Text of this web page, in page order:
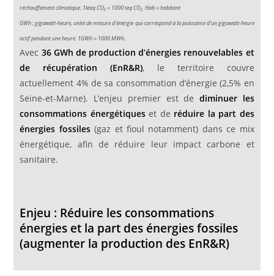
réchauffement climatique. 1kteq CO2 = 1000 teq CO2.Hab = habitant
GWh : gigawatt-heure, unité de mesure d’énergie qui correspond à la puissance d’un gigawatt-heure
actif pendant une heure. 1GWh = 1000 MWh.
Avec 36 GWh de production d’énergies renouvelables et
de récupération (EnR&R), le territoire couvre
actuellement 4% de sa consommation d’énergie (2,5% en
Seine-et-Marne). L’enjeu premier est de diminuer les
consommations énergétiqueset de réduire la part des
énergies fossiles(gaz et fioul notamment) dans ce mix
énergétique, afin de réduire leur impact carbone et
sanitaire.
Enjeu : Réduire les consommations
énergies et la part des énergies fossiles
(augmenter la production des EnR&R)